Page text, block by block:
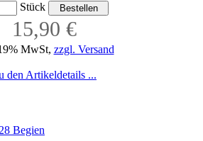
Stück
15,90 €
MwSt, zzgl. Versand
den Artikeldetails ...